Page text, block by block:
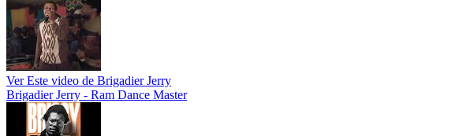
Ver Este video de Brigadier Jerry
Brigadier Jerry - Ram Dance Master